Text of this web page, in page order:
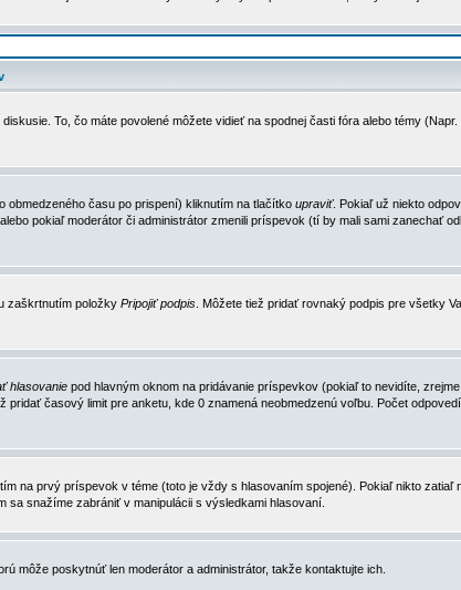
To, čo máte povolené môžete vidieť na spodnej časti fóra alebo témy (Napr.
obmedzeného času po prispení) kliknutím na tlačítko upraviť. Pokiaľ už niekto
pokiaľ moderátor či administrátor zmenili príspevok (tí by mali sami zanechať
zaškrtnutím položky Pripojiť podpis . Môžete tiež pridať rovnaký podpis pre všetky
hlasovanie pod hlavným oknom na pridávanie príspevkov (pokiaľ to nevidíte,
pridať časový limit pre anketu, kde 0 znamená neobmedzenú voľbu. Počet
na prvý príspevok v téme (toto je vždy s hlasovaním spojené). Pokiaľ nikto zatiaľ
snažíme zabrániť v manipulácii s výsledkami hlasovaní.
môže poskytnúť len moderátor a administrátor, takže kontaktujte ich.